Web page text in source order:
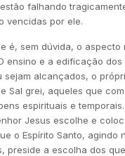
falhando
vencidas por ele.
é, sem dúvida, o
ensino e a edificação
sejam alcançados, o
Sal grei, aqueles que
espirituais e
Jesus escolhe e
o Espírito Santo,
preside a escolha dos